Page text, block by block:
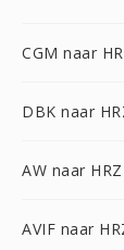
CGM naar
DBK naar
AW naar HRZ
AVIF naar